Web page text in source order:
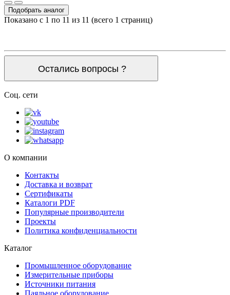
Подобрать аналог
Показано с 1 по 11 из 11 (всего 1 страниц)
Остались вопросы ?
Соц. сети
О компании
Контакты
Доставка и возврат
Сертификаты
Каталоги PDF
Популярные производители
Проекты
Политика конфиденциальности
Каталог
Промышленное оборудование
Измерительные приборы
Источники питания
Паяльное оборудование